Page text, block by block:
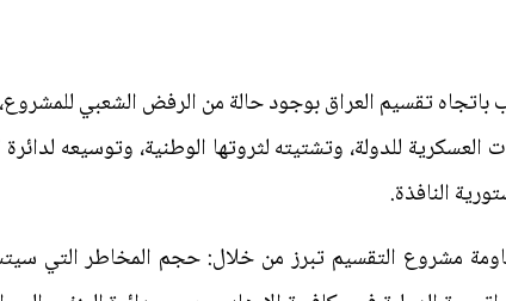
باتجاه تقسيم العراق بوجود حالة من الرفض الشعبي
العسكرية للدولة، وتشتيته لثروتها الوطنية، وتوسيعه
النافذة.
مشروع التقسيم تبرز من خلال: حجم المخاطر التي